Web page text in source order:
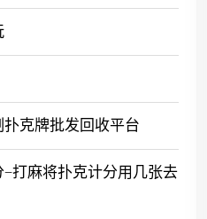
克牌批发回收平台
打麻将扑克计分用几张去